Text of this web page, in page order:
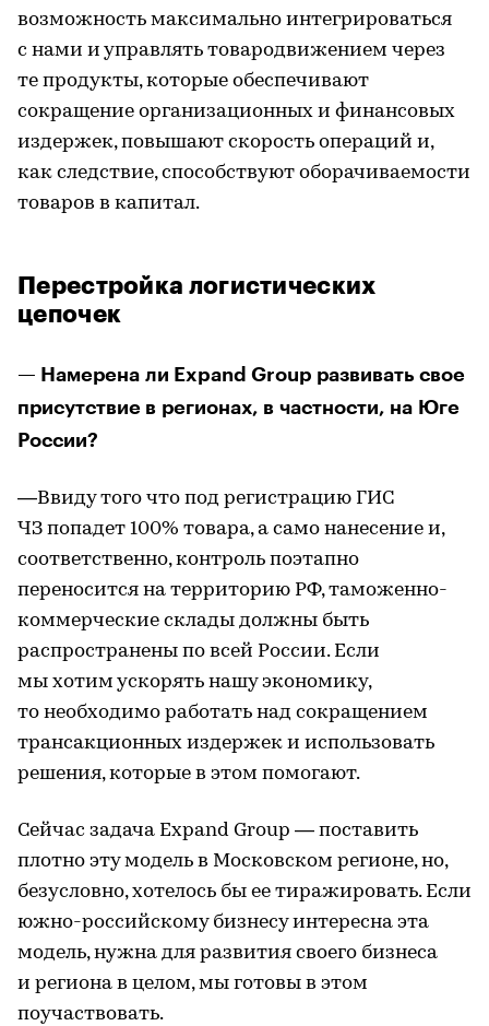
возможность максимально интегрироваться
с нами и управлять товародвижением через
те продукты, которые обеспечивают
сокращение организационных и финансовых
издержек, повышают скорость операций и,
как следствие, способствуют оборачиваемости
товаров в капитал.
Перестройка логистических
цепочек
— Намерена ли Expand Group развивать свое
присутствие в регионах, в частности, на Юге
России?
—Ввиду того что под регистрацию ГИС
ЧЗ попадет 100% товара, а само нанесение и,
соответственно, контроль поэтапно
переносится на территорию РФ, таможенно-
коммерческие склады должны быть
распространены по всей России. Если
мы хотим ускорять нашу экономику,
то необходимо работать над сокращением
трансакционных издержек и использовать
решения, которые в этом помогают.
Сейчас задача Expand Group — поставить
плотно эту модель в Московском регионе, но,
безусловно, хотелось бы ее тиражировать. Если
южно-российскому бизнесу интересна эта
модель, нужна для развития своего бизнеса
и региона в целом, мы готовы в этом
поучаствовать.